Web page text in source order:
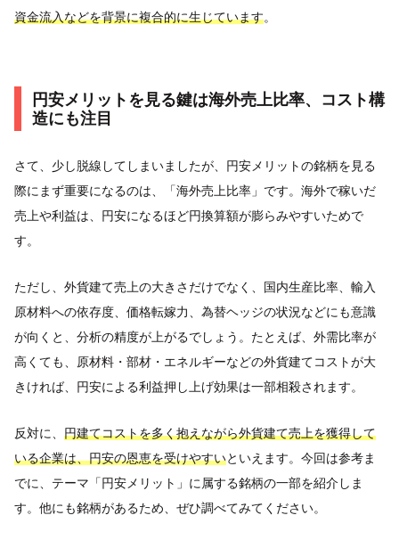
資金流入などを背景に複合的に生じています。
円安メリットを見る鍵は海外売上比率、コスト構
造にも注目
さて、少し脱線してしまいましたが、円安メリットの銘柄を見る
際にまず重要になるのは、「海外売上比率」です。海外で稼いだ
売上や利益は、円安になるほど円換算額が膨らみやすいためで
す。
ただし、外貨建て売上の大きさだけでなく、国内生産比率、輸入
原材料への依存度、価格転嫁力、為替ヘッジの状況などにも意識
が向くと、分析の精度が上がるでしょう。たとえば、外需比率が
高くても、原材料・部材・エネルギーなどの外貨建てコストが大
きければ、円安による利益押し上げ効果は一部相殺されます。
反対に、 円建てコストを多く抱えながら外貨建て売上を獲得して
いる企業は、円安の恩恵を受けやすいといえます。今回は参考ま
でに、テーマ「円安メリット」に属する銘柄の一部を紹介しま
す。他にも銘柄があるため、ぜひ調べてみてください。